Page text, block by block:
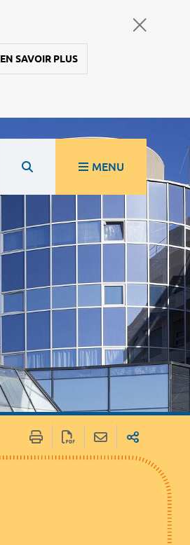
EN SAVOIR PLUS
MENU